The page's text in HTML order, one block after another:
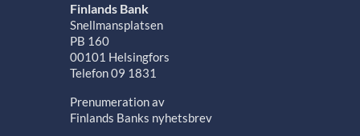
Finlands Bank
Snellmansplatsen
PB 160
00101 Helsingfors
Telefon 09 1831
Prenumeration av
Finlands Banks nyhetsbrev